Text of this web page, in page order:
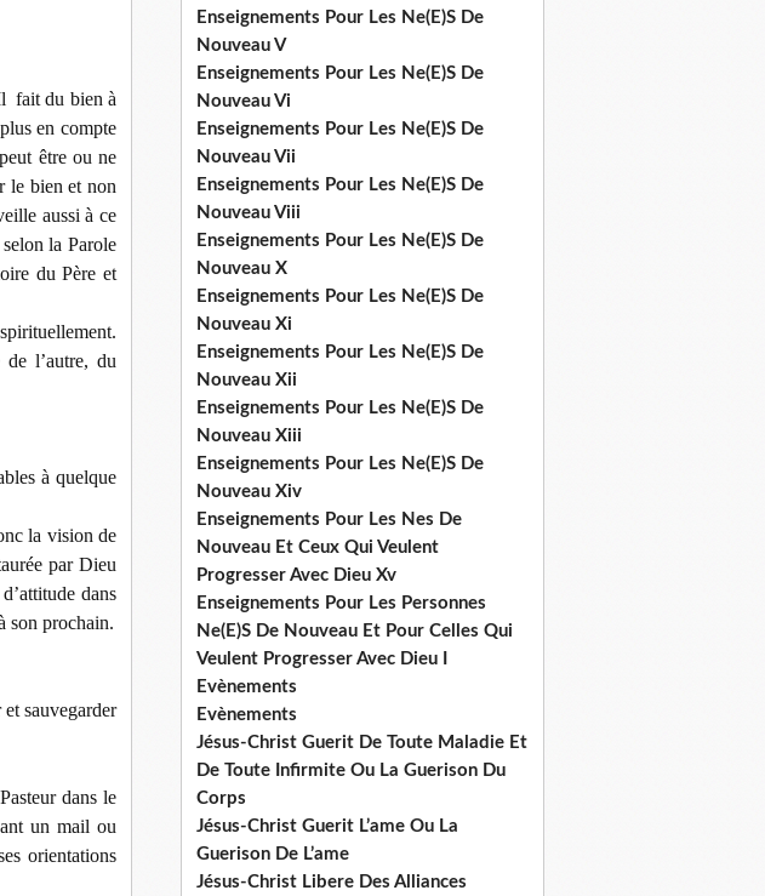
fait du bien à
en compte
être ou ne
le bien et non
aussi à ce
la Parole
du Père et
l’autre, du
à quelque
la vision de
par Dieu
dans
son prochain.
sauvegarder
dans le
un mail ou
orientations
Enseignements Pour Les Ne(E)S De
Nouveau V
Enseignements Pour Les Ne(E)S De
Nouveau Vi
Enseignements Pour Les Ne(E)S De
Nouveau Vii
Enseignements Pour Les Ne(E)S De
Nouveau Viii
Enseignements Pour Les Ne(E)S De
Nouveau X
Enseignements Pour Les Ne(E)S De
Nouveau Xi
Enseignements Pour Les Ne(E)S De
Nouveau Xii
Enseignements Pour Les Ne(E)S De
Nouveau Xiii
Enseignements Pour Les Ne(E)S De
Nouveau Xiv
Enseignements Pour Les Nes De
Nouveau Et Ceux Qui Veulent
Progresser Avec Dieu Xv
Enseignements Pour Les Personnes
Ne(E)S De Nouveau Et Pour Celles Qui
Veulent Progresser Avec Dieu I
Evènements
Evènements
Jésus-Christ Guerit De Toute Maladie Et
De Toute Infirmite Ou La Guerison Du
Corps
Jésus-Christ Guerit L’ame Ou La
Guerison De L’ame
Jésus-Christ Libere Des Alliances